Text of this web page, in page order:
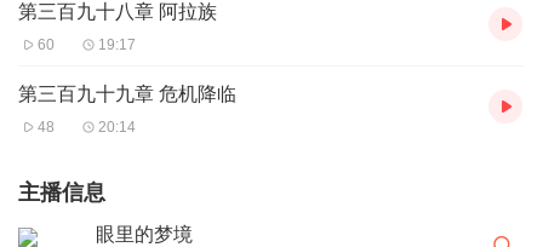
第三百九十八章 阿拉族
60 19:17
第三百九十九章 危机降临
48 20:14
主播信息
眼里的梦境